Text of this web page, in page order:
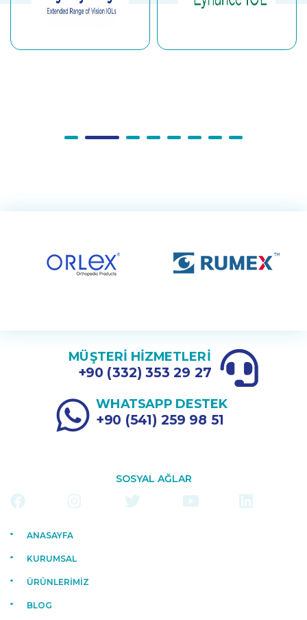
MÜŞTERİ HİZMETLERİ
+90 (332) 353 29 27
WHATSAPP DESTEK
+90 (541) 259 98 51
SOSYAL AĞLAR
ANASAYFA
KURUMSAL
ÜRÜNLERİMİZ
BLOG